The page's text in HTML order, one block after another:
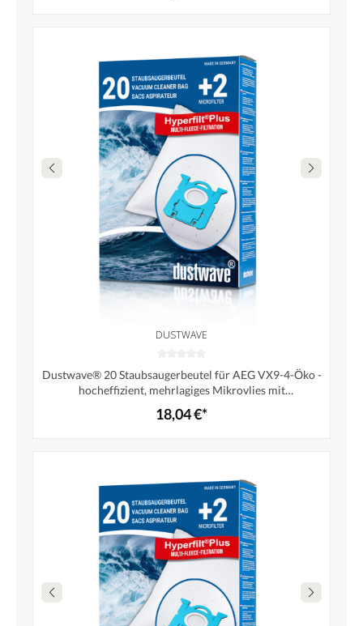
DUSTWAVE
Dustwave® 20 Staubsaugerbeutel für AEG VX9-4-Öko -
hocheffizient, mehrlagiges Mikrovlies mit
Hygieneverschluss - Made in Germany
18,04 €*